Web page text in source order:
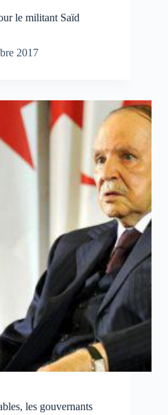
le militant Saïd
2017
les gouvernants